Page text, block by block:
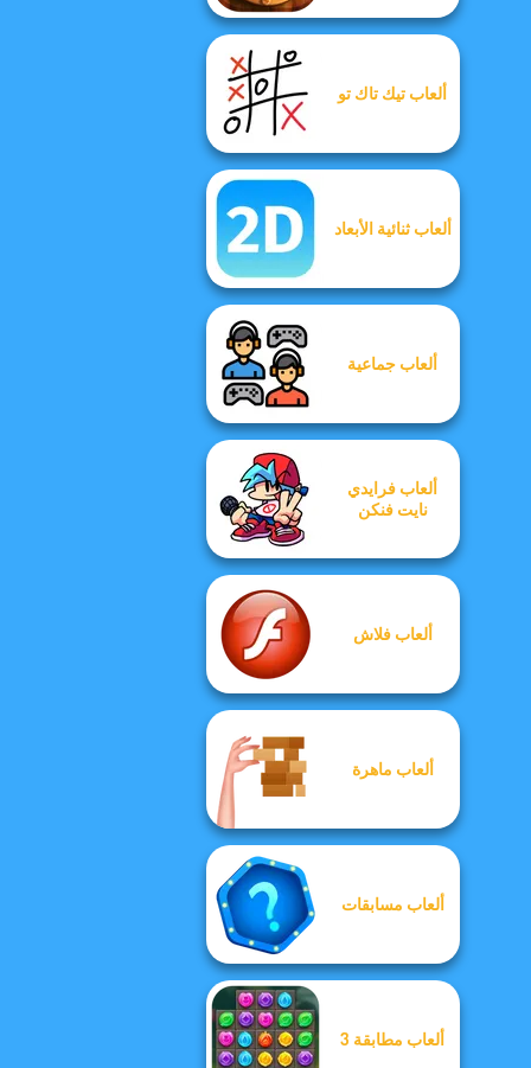
ألعاب تيك تاك تو
ألعاب ثنائية الأبعاد
ألعاب جماعية
ألعاب فرايدي
نايت فنكن
ألعاب فلاش
ألعاب ماهرة
ألعاب مسابقات
ألعاب مطابقة 3